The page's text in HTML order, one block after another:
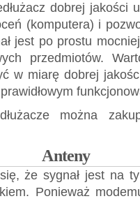
dobrej jakości
(komputera) i
jest po prostu
przedmiotów.
w miarę dobrej
można
Anteny
że sygnał jest na
Ponieważ